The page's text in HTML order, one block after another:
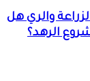
والري هل
الرهد؟